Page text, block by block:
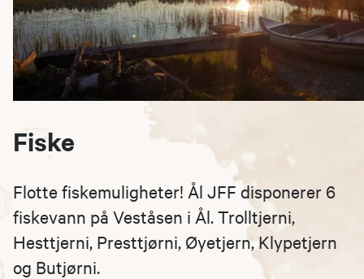
Fiske
Flotte fiskemuligheter! Ål JFF disponerer 6
fiskevann på Veståsen i Ål. Trolltjerni,
Hesttjerni, Presttjørni, Øyetjern, Klypetjern
og Butjørni. ​​